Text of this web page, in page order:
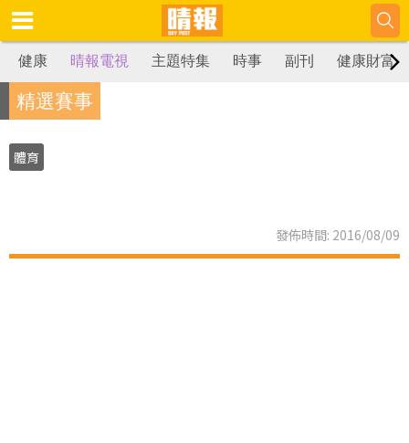
健康 晴報電視 主題特集 時事 副刊 健康財富
精選賽事
體育
發佈時間: 2016/08/09